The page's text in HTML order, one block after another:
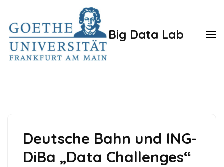
Inhalt
springen
(Enter
drücken)
Big Data Lab
Deutsche Bahn und ING-
DiBa „Data Challenges“